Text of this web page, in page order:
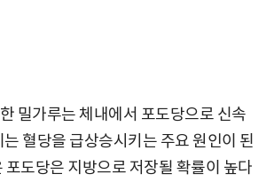
밀가루는 체내에서 포도당으로 신속
혈당을 급상승시키는 주요 원인이 된
포도당은 지방으로 저장될 확률이 높다